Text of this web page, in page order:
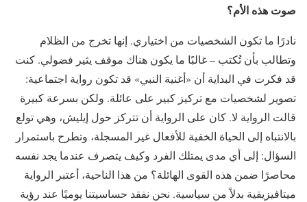
صوت هذه الأم؟
نادرًا ما تكون الشخصيات من اختياري. إنها تخرج من الظلام
وتطالب بأن تُكتب – غالبًا ما يكون هناك موقف يثير فضولي. كنت
قد فكرت في البداية أن «أغنية النبي» قد تكون رواية اجتماعية:
تصوير لشخصيات مع تركيز كبير على عائلة. ولكن بسرعة كبيرة
قالت الرواية لا. كان على الرواية أن تتركز حول إيليش، وهي تولع
بالانتباه إلى الحياة الخفية للأفعال غير المسجلة، وتطرح باستمرار
السؤال: إلى أي مدى يمتلك الفرد وكيف يتصرف عندما يجد نفسه
محاصرًا ضمن هذه القوى الهائلة؟ من هذا الناحية، أعتبر الرواية
ميتافيزيقية بدلاً من سياسية. نحن نفقد حساسيتنا يوميًا عند رؤية